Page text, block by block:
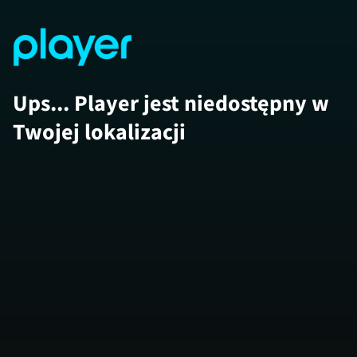
Ups... Player jest niedostępny w
Twojej lokalizacji